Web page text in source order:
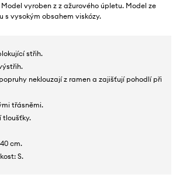
Model vyroben z z ažurového úpletu. Model ze
s vysokým obsahem viskózy.
střih.
neklouzají z ramen a zajišťují pohodlí při
třásněmi.
tloušťky.
cm.
S.